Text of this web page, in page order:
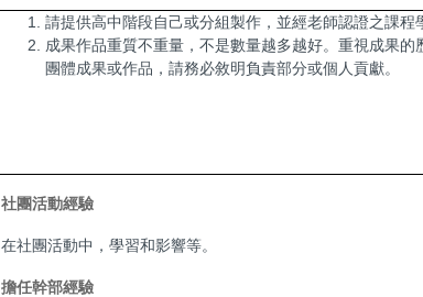
請提供高中階段自己或分組製作，並經老師認證之課程
成果作品重質不重量，不是數量越多越好。重視成果的
團體成果或作品，請務必敘明負責部分或個人貢獻。
社團活動經驗
在社團活動中，學習和影響等。
擔任幹部經驗